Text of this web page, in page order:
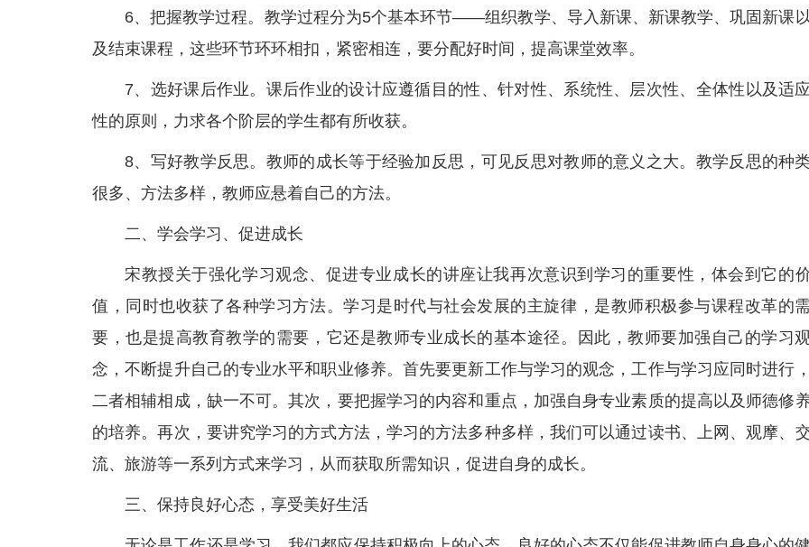
6、把握教学过程。教学过程分为5个基本环节——组织教学、导入新课、新课教学、巩固新课
及结束课程，这些环节环环相扣，紧密相连，要分配好时间，提高课堂效率。
7、选好课后作业。课后作业的设计应遵循目的性、针对性、系统性、层次性、全体性以及适
性的原则，力求各个阶层的学生都有所收获。
8、写好教学反思。教师的成长等于经验加反思，可见反思对教师的意义之大。教学反思的种
很多、方法多样，教师应悬着自己的方法。
二、学会学习、促进成长
宋教授关于强化学习观念、促进专业成长的讲座让我再次意识到学习的重要性，体会到它的
值，同时也收获了各种学习方法。学习是时代与社会发展的主旋律，是教师积极参与课程改革的
要，也是提高教育教学的需要，它还是教师专业成长的基本途径。因此，教师要加强自己的学习
念，不断提升自己的专业水平和职业修养。首先要更新工作与学习的观念，工作与学习应同时进行，
二者相辅相成，缺一不可。其次，要把握学习的内容和重点，加强自身专业素质的提高以及师德修
的培养。再次，要讲究学习的方式方法，学习的方法多种多样，我们可以通过读书、上网、观摩、
流、旅游等一系列方式来学习，从而获取所需知识，促进自身的成长。
三、保持良好心态，享受美好生活